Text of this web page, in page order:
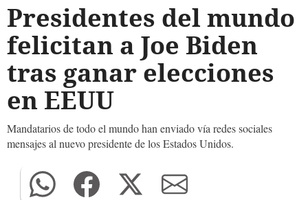
Presidentes del mundo
felicitan a Joe Biden
tras ganar elecciones
en EEUU
Mandatarios de todo el mundo han enviado vía redes sociales
mensajes al nuevo presidente de los Estados Unidos.